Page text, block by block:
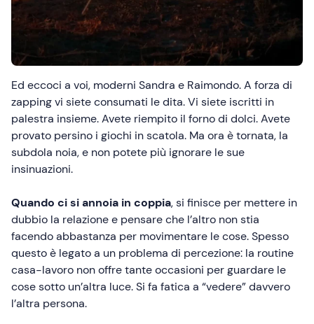
Ed eccoci a voi, moderni Sandra e Raimondo. A forza di
zapping vi siete consumati le dita. Vi siete iscritti in
palestra insieme. Avete riempito il forno di dolci. Avete
provato persino i giochi in scatola. Ma ora è tornata, la
subdola noia, e non potete più ignorare le sue
insinuazioni.
Quando ci si annoia in coppia, si finisce per mettere in
dubbio la relazione e pensare che l’altro non stia
facendo abbastanza per movimentare le cose. Spesso
questo è legato a un problema di percezione: la routine
casa-lavoro non offre tante occasioni per guardare le
cose sotto un’altra luce. Si fa fatica a “vedere” davvero
l’altra persona.